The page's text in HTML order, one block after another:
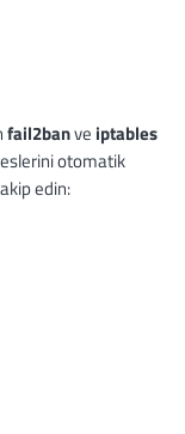
fail2banve iptables
otomatik
edin: